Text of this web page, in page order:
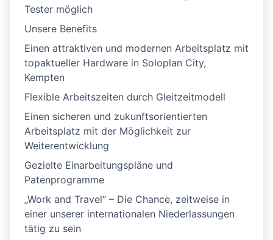
Tester möglich
Unsere Benefits
Einen attraktiven und modernen Arbeitsplatz mit
topaktueller Hardware in Soloplan City,
Kempten
Flexible Arbeitszeiten durch Gleitzeitmodell
Einen sicheren und zukunftsorientierten
Arbeitsplatz mit der Möglichkeit zur
Weiterentwicklung
Gezielte Einarbeitungspläne und
Patenprogramme
„Work and Travel“ – Die Chance, zeitweise in
einer unserer internationalen Niederlassungen
tätig zu sein